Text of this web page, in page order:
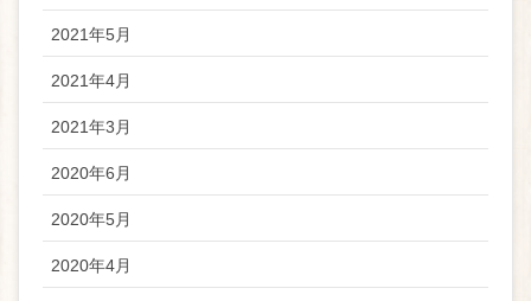
2021年5月
2021年4月
2021年3月
2020年6月
2020年5月
2020年4月